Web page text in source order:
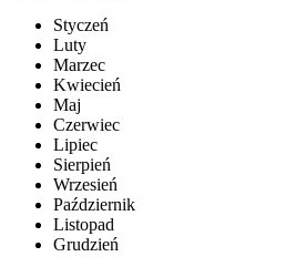
Styczeń
Luty
Marzec
Kwiecień
Maj
Czerwiec
Lipiec
Sierpień
Wrzesień
Październik
Listopad
Grudzień